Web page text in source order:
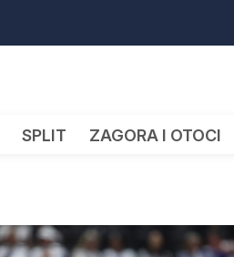
SPLIT ZAGORA I OTOCI